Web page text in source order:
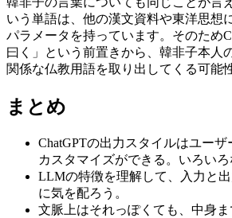
いう単語は、他の漢文資料や東洋思想
パラメータを持っています。そのため
曰く」という前置きから、韓非子本人
関係な仏教用語を取り出してくる可能
まとめ
ChatGPTの出力スタイルはユー
カスタマイズができる。いろいろ
LLMの特徴を理解して、入力と
に気を配ろう。
文脈上はそれっぽくても、中身